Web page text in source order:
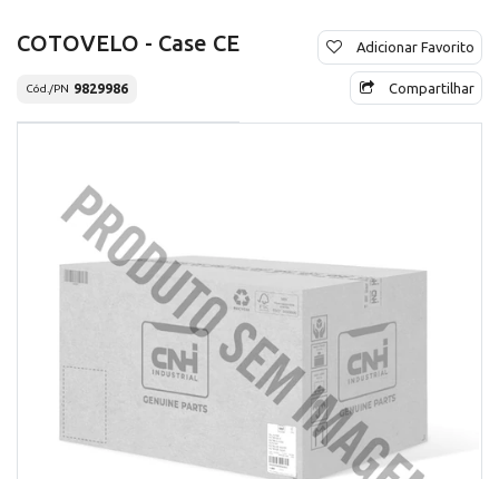
COTOVELO - Case CE
Cód./PN 9829986
Adicionar Favorito
Compartilhar